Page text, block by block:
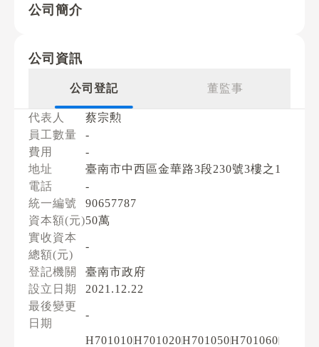
公司簡介
公司資訊
公司登記 董監事
代表人
蔡宗勲
員工數量
-
費用
-
地址
臺南市中西區金華路3段230號3樓之1
電話
-
統一編號
90657787
資本額(元)50萬
實收資本
總額(元)
-
登記機關
臺南市政府
設立日期
2021.12.22
最後變更
日期
-
H701010H701020H701050H701060